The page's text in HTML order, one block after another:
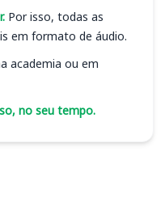
Por isso, todas as
em formato de áudio.
academia ou em
no seu tempo.